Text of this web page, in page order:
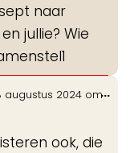
naar
jullie? Wie
augustus 2024 om
ook, die
...